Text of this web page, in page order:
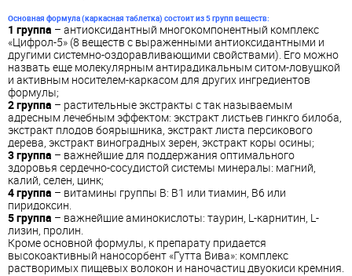
Основная формула (каркасная таблетка) состоит из 5 групп веществ:
1 группа – антиоксидантный многокомпонентный комплекс
«Цифрол-5» (8 веществ с выраженными антиоксидантными и
другими системно-оздоравливающими свойствами). Его можно
назвать еще молекулярным антирадикальным ситом-ловушкой
и активным носителем-каркасом для других ингредиентов
формулы;
2 группа – растительные экстракты с так называемым
адресным лечебным эффектом: экстракт листьев гинкго билоба,
экстракт плодов боярышника, экстракт листа персикового
дерева, экстракт виноградных зерен, экстракт коры осины;
3 группа – важнейшие для поддержания оптимального
здоровья сердечно-сосудистой системы минералы: магний,
калий, селен, цинк;
4 группа – витамины группы В: В1 или тиамин, В6 или
пиридоксин.
5 группа – важнейшие аминокислоты: таурин, L-карнитин, L-
лизин, пролин.
Кроме основной формулы, к препарату придается
высокоактивный наносорбент «Гутта Вива»: комплекс
растворимых пищевых волокон и наночастиц двуокиси кремния.